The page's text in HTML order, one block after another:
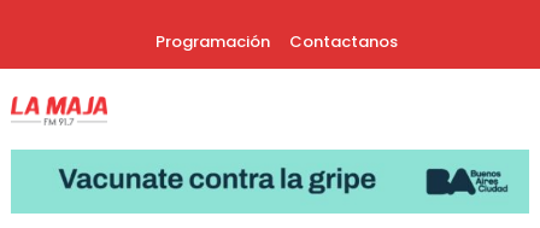
Programación Contactanos
Radio La Maja